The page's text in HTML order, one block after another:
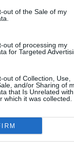
out of the Sale of my
out of processing my
for Targeted
out of Collection, Use,
and/or Sharing of
that Is Unrelated
which it was collected.